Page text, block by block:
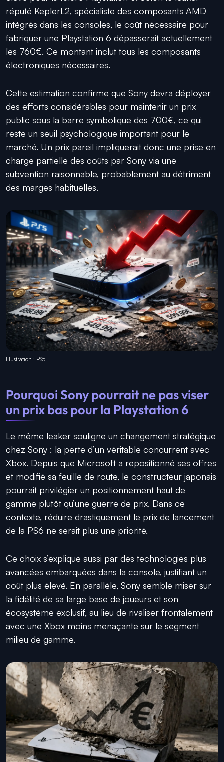
réputé KeplerL2, spécialiste des composants AMD
intégrés dans les consoles, le coût nécessaire pour
fabriquer une Playstation 6 dépasserait actuellement
les 760€. Ce montant inclut tous les composants
électroniques nécessaires.
Cette estimation confirme que Sony devra déployer
des efforts considérables pour maintenir un prix
public sous la barre symbolique des 700€, ce qui
reste un seuil psychologique important pour le
marché. Un prix pareil impliquerait donc une prise en
charge partielle des coûts par Sony via une
subvention raisonnable, probablement au détriment
des marges habituelles.
Illustration : PS5
Pourquoi Sony pourrait ne pas viser
un prix bas pour la Playstation 6
Le même leaker souligne un changement stratégique
chez Sony : la perte d’un véritable concurrent avec
Xbox. Depuis que Microsoft a repositionné ses offres
et modifié sa feuille de route, le constructeur japonais
pourrait privilégier un positionnement haut de
gamme plutôt qu’une guerre de prix. Dans ce
contexte, réduire drastiquement le prix de lancement
de la PS6 ne serait plus une priorité.
Ce choix s’explique aussi par des technologies plus
avancées embarquées dans la console, justifiant un
coût plus élevé. En parallèle, Sony semble miser sur
la fidélité de sa large base de joueurs et son
écosystème exclusif, au lieu de rivaliser frontalement
avec une Xbox moins menaçante sur le segment
milieu de gamme.